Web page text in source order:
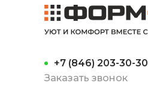
+7 (846) 203-30-30
Заказать звонок